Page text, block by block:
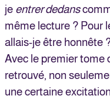
je entrer dedans
même lecture ? Pour
allais-je être honnête
Avec le premier tome
retrouvé, non
une certaine